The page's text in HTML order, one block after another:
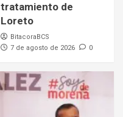
tratamiento de
Loreto
BitacoraBCS
7 de agosto de 2026
0